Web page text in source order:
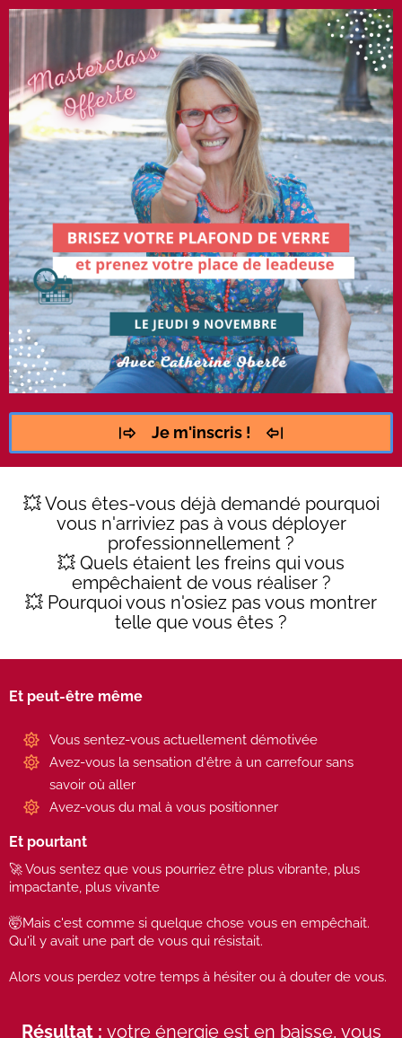
Je m'inscris !
💥 Vous êtes-vous déjà demandé pourquoi
vous n'arriviez pas à vous déployer
professionnellement ?
💥 Quels étaient les freins qui vous
empêchaient de vous réaliser ?
💥 Pourquoi vous n'osiez pas vous montrer
telle que vous êtes ?
Et peut-être même
Vous sentez-vous actuellement démotivée
Avez-vous la sensation d'être à un carrefour sans
savoir où aller
Avez-vous du mal à vous positionner
Et pourtant
🚀 Vous sentez que vous pourriez être plus vibrante, plus
impactante, plus vivante
🤯Mais c'est comme si quelque chose vous en empêchait.
Qu'il y avait une part de vous qui résistait.
Alors vous perdez votre temps à hésiter ou à douter de vous.
Résultat : votre énergie est en baisse, vous